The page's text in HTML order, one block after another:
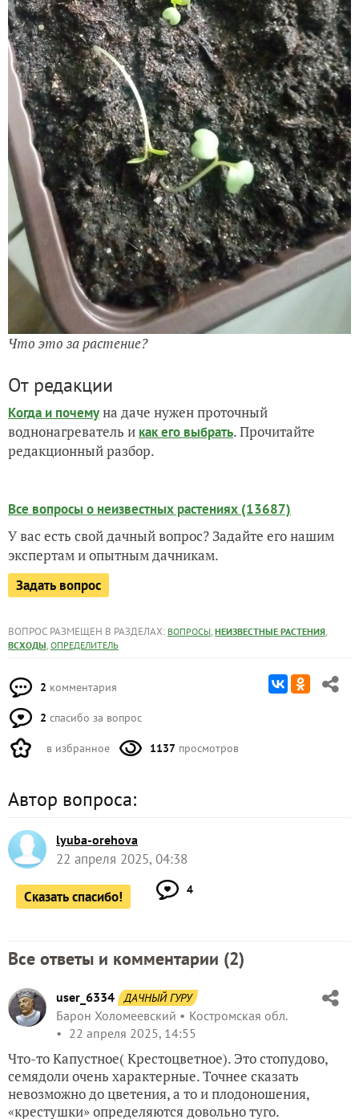
Что это за растение?
От редакции
Когда и почемуна даче нужен проточный
воднонагреватель и как его выбрать. Прочитайте
редакционный разбор.
Все вопросы о неизвестных растениях (13687)
У вас есть свой дачный вопрос? Задайте его нашим
экспертам и опытным дачникам.
Задать вопрос
ВОПРОС РАЗМЕЩЕН В РАЗДЕЛАХ: ВОПРОСЫ, НЕИЗВЕСТНЫЕ РАСТЕНИЯ,
ВСХОДЫ, ОПРЕДЕЛИТЕЛЬ
2 комментария
2 спасибо за вопрос
в избранное 1137 просмотров
Автор вопроса:
lyuba-orehova
22 апреля 2025, 04:38
Сказать спасибо! 4
Все ответы и комментарии (2)
user_6334 ДАЧНЫЙ ГУРУ
Барон Холомеевский
Костромская обл.
22 апреля 2025, 14:55
Что-то Капустное( Крестоцветное). Это стопудово,
семядоли очень характерные. Точнее сказать
невозможно до цветения, а то и плодоношения,
«крестушки» определяются довольно туго.